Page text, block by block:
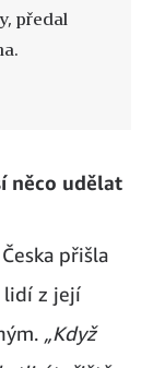
předal
něco udělat
přišla
lidí z její
„Když